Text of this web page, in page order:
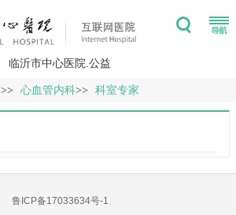
临沂市中心医院.公益
>> 心血管内科>> 科室专家
鲁ICP备17033634号-1